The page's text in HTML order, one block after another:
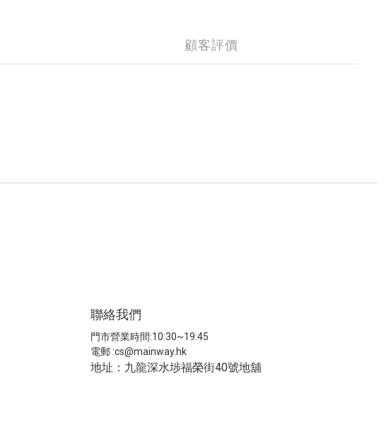
顧客評價
聯絡我們
門市營業時間:10:30~19:45
電郵 :cs@mainway.hk
地址：九龍深水埗福榮街40號地舖